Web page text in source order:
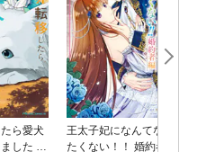
ら愛犬
した ～
王太子妃になんてなり
たくない！！ 婚約者編